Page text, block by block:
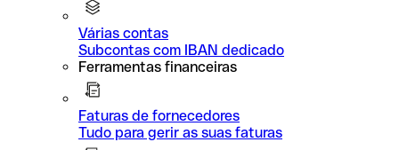
Várias contas
Subcontas com IBAN dedicado
Ferramentas financeiras
Faturas de fornecedores
Tudo para gerir as suas faturas